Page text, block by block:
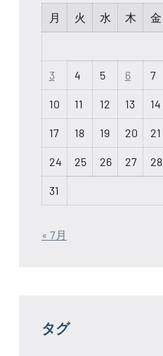
月
火 水 木 金
3 4 5 6 7
10 11 12 13 14
17 18 19 20 21
24 25 26 27 28
31
« 7月
タグ